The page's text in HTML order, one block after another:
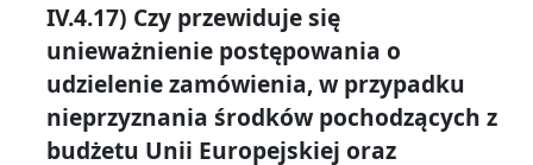
IV.4.17) Czy przewiduje się
unieważnienie postępowania o
udzielenie zamówienia, w przypadku
nieprzyznania środków pochodzących z
budżetu Unii Europejskiej oraz